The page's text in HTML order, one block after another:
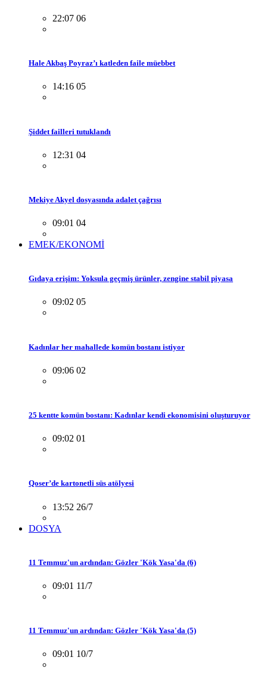
22:07 06
Hale Akbaş Poyraz’ı katleden faile müebbet
14:16 05
Şiddet failleri tutuklandı
12:31 04
Mekiye Akyel dosyasında adalet çağrısı
09:01 04
EMEK/EKONOMİ
Gıdaya erişim: Yoksula geçmiş ürünler, zengine stabil piyasa
09:02 05
Kadınlar her mahallede komün bostanı istiyor
09:06 02
25 kentte komün bostanı: Kadınlar kendi ekonomisini oluşturuyor
09:02 01
Qoser’de kartonetli süs atölyesi
13:52 26/7
DOSYA
11 Temmuz'un ardından: Gözler 'Kök Yasa'da (6)
09:01 11/7
11 Temmuz'un ardından: Gözler 'Kök Yasa'da (5)
09:01 10/7